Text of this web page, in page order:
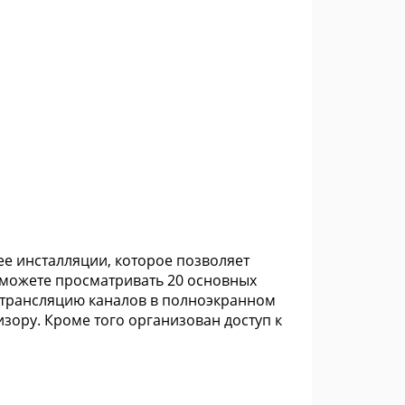
инсталляции, которое позволяет
просматривать 20 основных
каналов в полноэкранном
Кроме того организован доступ к